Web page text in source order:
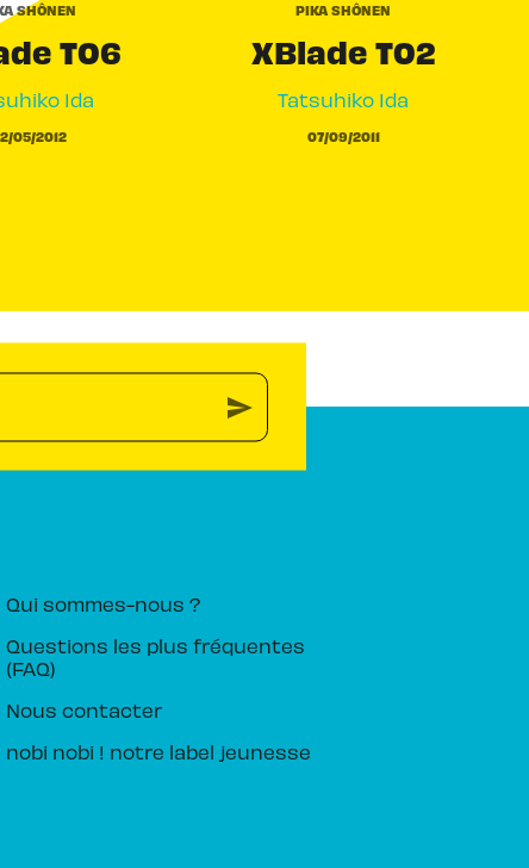
SHÔNEN
T06
Ida
05/2012
PIKA SHÔNEN
XBlade T02
Tatsuhiko Ida
07/09/2011
send
Qui sommes-nous ?
Questions les plus fréquentes
(FAQ)
Nous contacter
nobi nobi ! notre label jeunesse